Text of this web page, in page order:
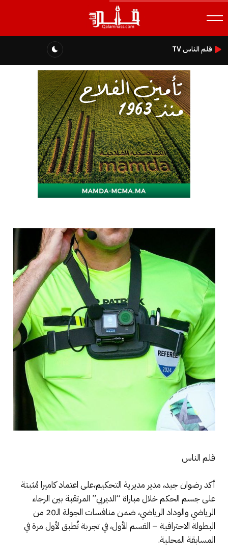
قلم الناس TV
قلم الناس
أكد رضوان جيد، مدير مديرية التحكيم،على اعتماد كاميرا مُثبتة
على جسم الحكم خلال مباراة “الديربي” المرتقبة بين الرجاء
الرياضي والوداد الرياضي، ضمن منافسات الجولة الـ20 من
البطولة الاحترافية – القسم الأول، في تجربة تُطبق لأول مرة في
المسابقة المحلية.